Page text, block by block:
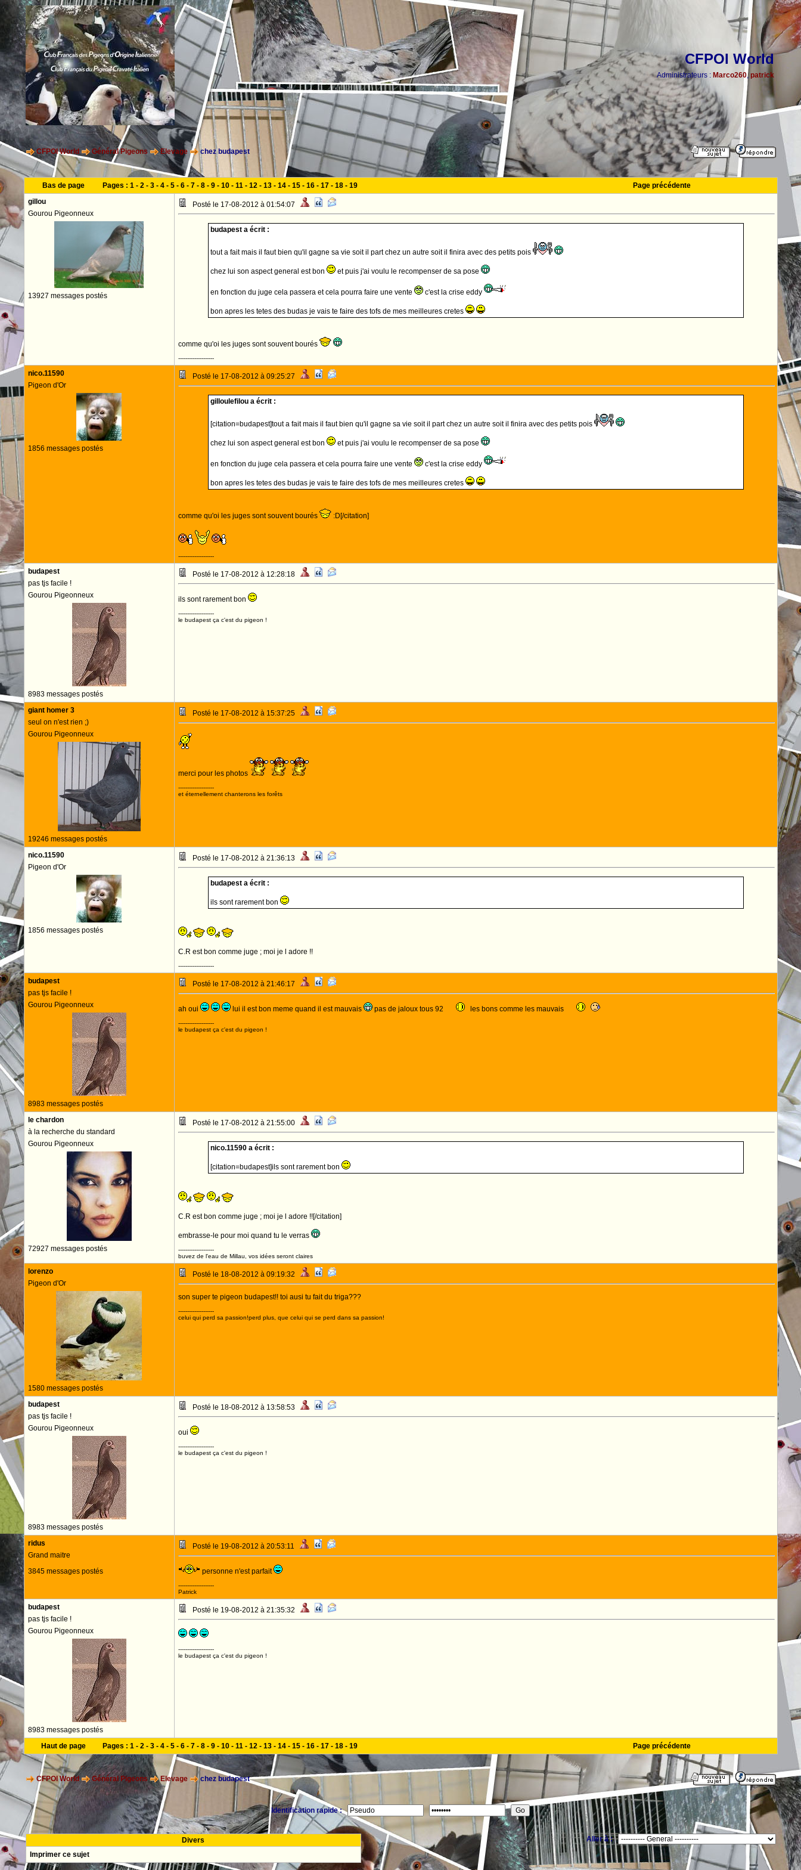
CFPOI World
Administrateurs : Marco260, patrick
CFPOI World Général Pigeons Elevage chez budapest
Bas de page Pages : 1- 2- 3- 4- 5- 6- 7- 8- 9- 10- 11- 12- 13- 14- 15- 16- 17- 18- 19
Page précédente
gillou
Gourou Pigeonneux
13927 messages postés
Posté le 17-08-2012 à 01:54:07
budapest a écrit :
tout a fait mais il faut bien qu'il gagne sa vie soit il part chez un autre soit il finira avec des petits pois
chez lui son aspect general est bon et puis j'ai voulu le recompenser de sa pose
en fonction du juge cela passera et cela pourra faire une vente c'est la crise eddy
bon apres les tetes des budas je vais te faire des tofs de mes meilleures cretes
comme qu'oi les juges sont souvent bourés
--------------------
nico.11590
Pigeon d'Or
1856 messages postés
Posté le 17-08-2012 à 09:25:27
gilloulefilou a écrit :
[citation=budapest]tout a fait mais il faut bien qu'il gagne sa vie soit il part chez un autre soit il finira avec des petits pois
chez lui son aspect general est bon et puis j'ai voulu le recompenser de sa pose
en fonction du juge cela passera et cela pourra faire une vente c'est la crise eddy
bon apres les tetes des budas je vais te faire des tofs de mes meilleures cretes
comme qu'oi les juges sont souvent bourés :D[/citation]
--------------------
budapest
pas tjs facile !
Gourou Pigeonneux
8983 messages postés
Posté le 17-08-2012 à 12:28:18
ils sont rarement bon
--------------------
le budapest ça c'est du pigeon !
giant homer 3
seul on n'est rien ;)
Gourou Pigeonneux
19246 messages postés
Posté le 17-08-2012 à 15:37:25
merci pour les photos
--------------------
et éternellement chanterons les forêts
nico.11590
Pigeon d'Or
1856 messages postés
Posté le 17-08-2012 à 21:36:13
budapest a écrit :
ils sont rarement bon
C.R est bon comme juge ; moi je l adore !!
--------------------
budapest
pas tjs facile !
Gourou Pigeonneux
8983 messages postés
Posté le 17-08-2012 à 21:46:17
ah oui lui il est bon meme quand il est mauvais pas de jaloux tous 92 les bons comme les mauvais
--------------------
le budapest ça c'est du pigeon !
le chardon
à la recherche du standard
Gourou Pigeonneux
72927 messages postés
Posté le 17-08-2012 à 21:55:00
nico.11590 a écrit :
[citation=budapest]ils sont rarement bon
C.R est bon comme juge ; moi je l adore !![/citation]
embrasse-le pour moi quand tu le verras
--------------------
buvez de l'eau de Millau, vos idées seront claires
lorenzo
Pigeon d'Or
1580 messages postés
Posté le 18-08-2012 à 09:19:32
son super te pigeon budapest!! toi ausi tu fait du triga???
--------------------
celui qui perd sa passion!perd plus, que celui qui se perd dans sa passion!
budapest
pas tjs facile !
Gourou Pigeonneux
8983 messages postés
Posté le 18-08-2012 à 13:58:53
oui
--------------------
le budapest ça c'est du pigeon !
ridus
Grand maitre
3845 messages postés
Posté le 19-08-2012 à 20:53:11
personne n'est parfait
--------------------
Patrick
budapest
pas tjs facile !
Gourou Pigeonneux
8983 messages postés
Posté le 19-08-2012 à 21:35:32
--------------------
le budapest ça c'est du pigeon !
Haut de page Pages : 1- 2- 3- 4- 5- 6- 7- 8- 9- 10- 11- 12- 13- 14- 15- 16- 17- 18- 19 Page précédente
CFPOI World Général Pigeons Elevage chez budapest
Identification rapide :
Divers
Imprimer ce sujet
Aller à :